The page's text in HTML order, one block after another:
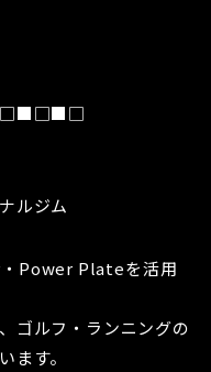
ルジム
Power Plateを活用
ゴルフ・ランニングの
ます。